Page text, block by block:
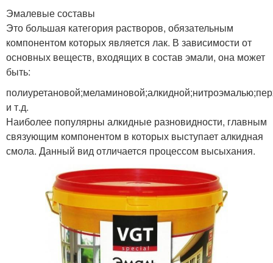
Эмалевые составы
Это большая категория растворов, обязательным
компонентом которых является лак. В зависимости от
основных веществ, входящих в состав эмали, она может
быть:
и т.д.
Наиболее популярны алкидные разновидности, главным
связующим компонентом в которых выступает алкидная
смола. Данный вид отличается процессом высыхания.